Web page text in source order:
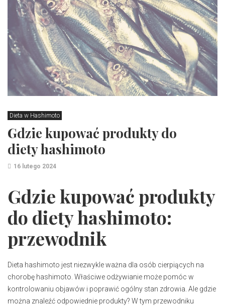
Dieta w Hashimoto
Gdzie kupować produkty do
diety hashimoto
16 lutego 2024
Gdzie kupować produkty
do diety hashimoto:
przewodnik
Dieta hashimoto jest niezwykle ważna dla osób cierpiących na
chorobę hashimoto. Właściwe odżywianie może pomóc w
kontrolowaniu objawów i poprawić ogólny stan zdrowia. Ale gdzie
można znaleźć odpowiednie produkty? W tym przewodniku